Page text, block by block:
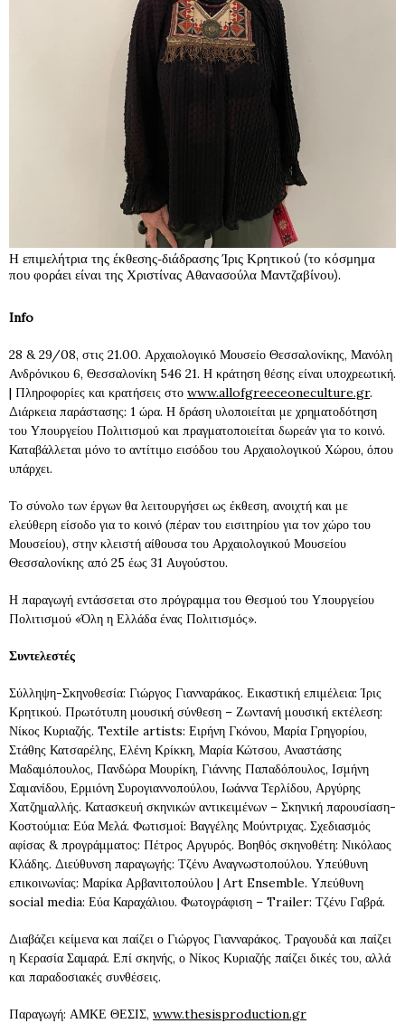
Η επιμελήτρια της έκθεσης-διάδρασης Ίρις Κρητικού (το κόσμημα
που φοράει είναι της Χριστίνας Αθανασούλα Μαντζαβίνου).
Info
28 & 29/08, στις 21.00. Αρχαιολογικό Μουσείο Θεσσαλονίκης, Μανόλη
Ανδρόνικου 6, Θεσσαλονίκη 546 21. Η κράτηση θέσης είναι υποχρεωτική.
| Πληροφορίες και κρατήσεις στο www.allofgreeceoneculture.gr.
Διάρκεια παράστασης: 1 ώρα. Η δράση υλοποιείται με χρηματοδότηση
του Υπουργείου Πολιτισμού και πραγματοποιείται δωρεάν για το κοινό.
Καταβάλλεται μόνο το αντίτιμο εισόδου του Αρχαιολογικού Χώρου, όπου
υπάρχει.
Το σύνολο των έργων θα λειτουργήσει ως έκθεση, ανοιχτή και με
ελεύθερη είσοδο για το κοινό (πέραν του εισιτηρίου για τον χώρο του
Μουσείου), στην κλειστή αίθουσα του Αρχαιολογικού Μουσείου
Θεσσαλονίκης από 25 έως 31 Αυγούστου.
Η παραγωγή εντάσσεται στο πρόγραμμα του Θεσμού του Υπουργείου
Πολιτισμού «Όλη η Ελλάδα ένας Πολιτισμός».
Συντελεστές
Σύλληψη-Σκηνοθεσία: Γιώργος Γιανναράκος. Εικαστική επιμέλεια: Ίρις
Κρητικού. Πρωτότυπη μουσική σύνθεση – Ζωντανή μουσική εκτέλεση:
Νίκος Κυριαζής. Textile artists: Ειρήνη Γκόνου, Μαρία Γρηγορίου,
Στάθης Κατσαρέλης, Ελένη Κρίκκη, Μαρία Κώτσου, Αναστάσης
Μαδαμόπουλος, Πανδώρα Μουρίκη, Γιάννης Παπαδόπουλος, Ισμήνη
Σαμανίδου, Ερμιόνη Συρογιαννοπούλου, Ιωάννα Τερλίδου, Αργύρης
Χατζημαλλής. Κατασκευή σκηνικών αντικειμένων – Σκηνική παρουσίαση-
Κοστούμια: Εύα Μελά. Φωτισμοί: Βαγγέλης Μούντριχας. Σχεδιασμός
αφίσας & προγράμματος: Πέτρος Αργυρός. Βοηθός σκηνοθέτη: Νικόλαος
Κλάδης. Διεύθυνση παραγωγής: Τζένυ Αναγνωστοπούλου. Υπεύθυνη
επικοινωνίας: Μαρίκα Αρβανιτοπούλου | Art Ensemble. Υπεύθυνη
social media: Εύα Καραχάλιου. Φωτογράφιση – Trailer: Τζένυ Γαβρά.
Διαβάζει κείμενα και παίζει ο Γιώργος Γιανναράκος. Τραγουδά και παίζει
η Κερασία Σαμαρά. Επί σκηνής, ο Νίκος Κυριαζής παίζει δικές του, αλλά
και παραδοσιακές συνθέσεις.
Παραγωγή: ΑΜΚΕ ΘΕΣΙΣ, www.thesisproduction.gr